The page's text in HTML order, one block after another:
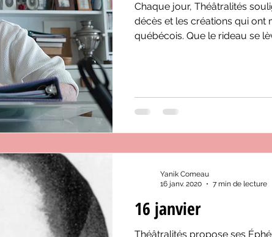
Chaque jour, Théâtralités
décès et les créations qui ont
québécois. Que le rideau se
16 janvier
Théâtralités propose ses
Yanik Comeau
16 janv. 2020
7 min de lecture